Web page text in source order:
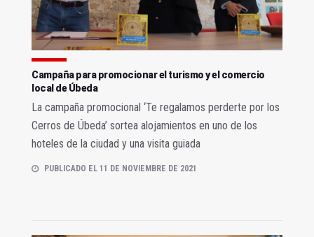
Campaña para promocionar el turismo y el comercio
local de Úbeda
La campaña promocional ‘Te regalamos perderte por los
Cerros de Úbeda’ sortea alojamientos en uno de los
hoteles de la ciudad y una visita guiada
PUBLICADO EL 11 DE NOVIEMBRE DE 2021